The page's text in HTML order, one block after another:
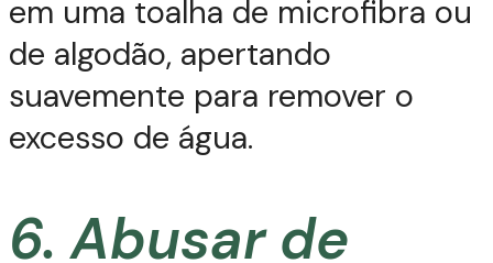
em uma toalha de microfibra ou
de algodão, apertando
suavemente para remover o
excesso de água.
6. Abusar de